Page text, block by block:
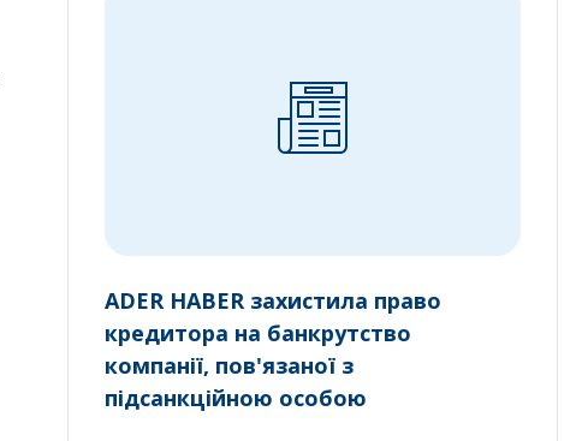
ADER HABER захистила право
кредитора на банкрутство
компанії, пов'язаної з
підсанкційною особою